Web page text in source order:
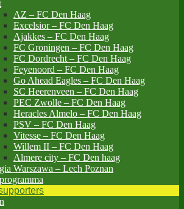
AZ – FC Den Haag
Excelsior – FC Den Haag
Ajakkes – FC Den Haag
FC Groningen – FC Den Haag
FC Dordrecht – FC Den Haag
Feyenoord – FC Den Haag
Go Ahead Eagles – FC Den Haag
SC Heerenveen – FC Den Haag
PEC Zwolle – FC Den Haag
Heracles Almelo – FC Den Haag
PSV – FC Den Haag
Vitesse – FC Den Haag
Willem II – FC Den Haag
Almere city – FC Den haag
Warszawa – Lech Poznan